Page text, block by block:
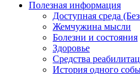
Полезная информация
Доступная среда
Жемчужина мысли
Болезни и состояния
Здоровье
Средства
История одного